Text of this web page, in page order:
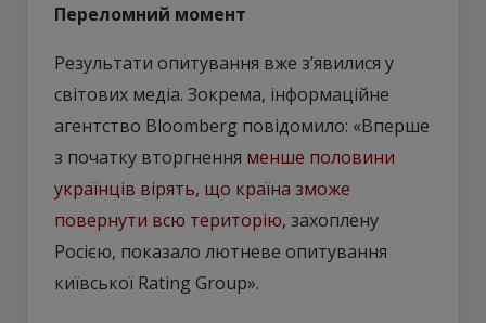
Переломний момент
Результати опитування вже з’явилися у
світових медіа. Зокрема, інформаційне
агентство Bloomberg повідомило: «Вперше
з початку вторгнення менше половини
українців вірять, що країна зможе
повернути всю територію, захоплену
Росією, показало лютневе опитування
київської Rating Group».